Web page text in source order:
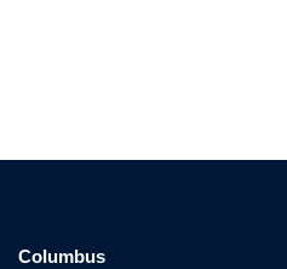
Columbus